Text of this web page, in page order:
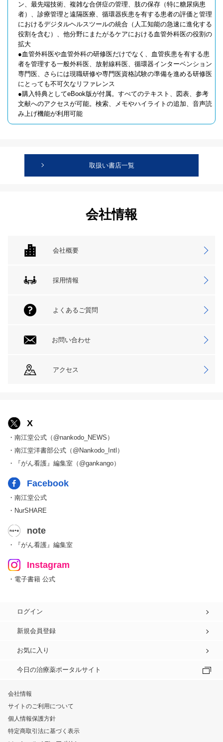
ン、最先端技術、複雑な合併症の管理、肢の保存（特に糖尿病患
者）、診療管理と遠隔医療、循環器疾患を有する患者の評価と管理
におけるデジタルヘルスツールの統合（人工知能の急速に進化する
役割を含む）、他分野にまたがるケアにおける血管外科医の役割の
拡大
●血管外科医や血管外科の研修医だけでなく、血管疾患を有する患
者を管理する一般外科医、放射線科医、循環器インターベンション
専門医、さらには現職研修や専門医資格試験の準備を進める研修医
にとっても不可欠なリファレンス
●購入特典としてeBook版が付属。すべてのテキスト、図表、参考
文献へのアクセスが可能。検索、メモやハイライトの追加、音声読
み上げ機能が利用可能
取扱い書店一覧
会社情報
会社概要
採用情報
よくあるご質問
お問い合わせ
アクセス
X
・南江堂公式（@nankodo_NEWS）
・南江堂洋書部公式（@Nankodo_Intl）
・『がん看護』編集室（@gankango）
Facebook
・南江堂公式
・NurSHARE
note
・『がん看護』編集室
Instagram
・電子書籍 公式
ログイン
新規会員登録
お気に入り
今日の治療薬ポータルサイト
会社情報
サイトのご利用について
個人情報保護方針
特定商取引法に基づく表示